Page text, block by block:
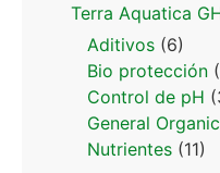
Terra Aquatica
Aditivos (6)
Bio protección
Control de pH
General
Nutrientes (11)